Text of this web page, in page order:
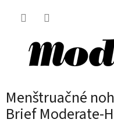
Menštruačné
Brief Moderate-